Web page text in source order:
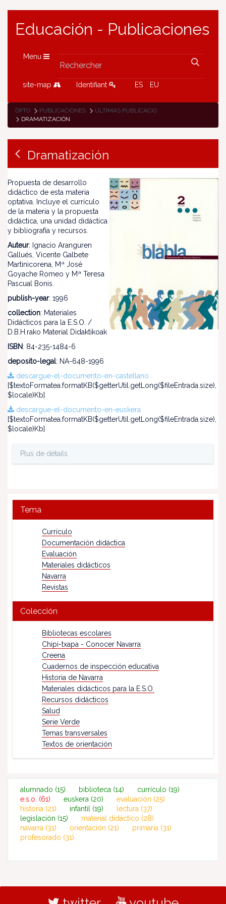
Educación - Publicaciones
Menu
site-map Identifiant ES EU
DPTO PUBLICACIONES
ÚLTIMAS PUBLICACIONES
DRAMATIZACIÓN
Dramatización
Propuesta de desarrollo
didáctico de esta materia
optativa. Incluye el currículo
de la materia y la propuesta
didáctica, una unidad didáctica
y bibliografía y recursos.
Auteur: Ignacio Aranguren
Gallués, Vicente Galbete
Martinicorena, Mª José
Goyache Romeo y Mª Teresa
Pascual Bonis.
publish-year: 1996
collection: Materiales
Didácticos para la E.S.O. /
D.B.H.rako Material Didaktikoak
ISBN: 84-235-1484-6
deposito-legal: NA-648-1996
descargue-el-documento-en-castellano
[$textoFormatea.formatKB($getterUtil.getLong($fileEntrada.size),
$locale)Kb]
descargue-el-documento-en-euskera
[$textoFormatea.formatKB($getterUtil.getLong($fileEntrada.size),
$locale)Kb]
Plus de détails
Tema
Currículo
Documentación didáctica
Evaluación
Materiales didácticos
Navarra
Revistas
Colección
Bibliotecas escolares
Chipi-txapa - Conocer Navarra
Creena
Cuadernos de inspección educativa
Historia de Navarra
Materiales didácticos para la E.S.O.
Recursos didácticos
Salud
Serie Verde
Temas transversales
Textos de orientación
alumnado (15) biblioteca (14) currículo (19)
e.s.o. (61) euskera (20) evaluación (25)
historia (21) infantil (19) lectura (37)
legislación (15) material didáctico (28)
navarra (31) orientación (21) primaria (31)
profesorado (31)